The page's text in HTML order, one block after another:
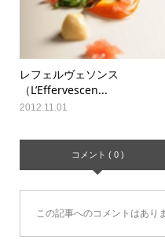
レフェルヴェソンス
（L’Effervescen...
2012.11.01
コメント ( 0 )
この記事へのコメントはあり